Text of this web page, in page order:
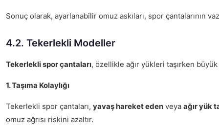
Sonuç olarak, ayarlanabilir omuz askıları, spor çantalarının
4.2. Tekerlekli Modeller
Tekerlekli spor çantaları, özellikle ağır yükleri taşırken
1. Taşıma Kolaylığı
Tekerlekli spor çantaları, yavaş hareket eden veya ağır yük
omuz ağrısı riskini azaltır.